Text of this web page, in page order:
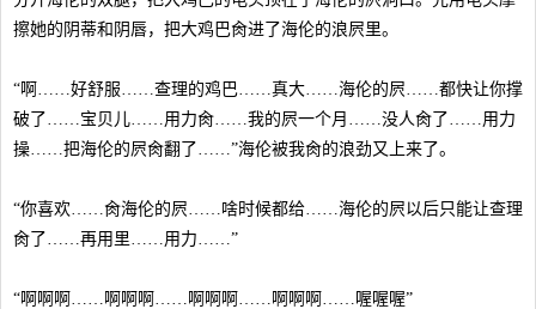
擦她的阴蒂和阴唇，把大鸡巴肏进了海伦的浪屄里。
“啊……好舒服……查理的鸡巴……真大……海伦的屄……都快让你撑
破了……宝贝儿……用力肏……我的屄一个月……没人肏了……用力
操……把海伦的屄肏翻了……”海伦被我肏的浪劲又上来了。
“你喜欢……肏海伦的屄……啥时候都给……海伦的屄以后只能让查理
肏了……再用里……用力……”
“啊啊啊……啊啊啊……啊啊啊……啊啊啊……喔喔喔”